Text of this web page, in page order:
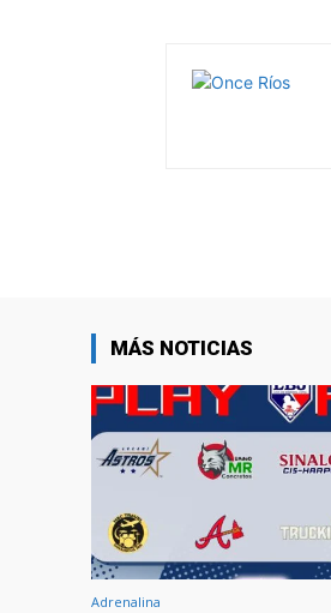
p
k
MÁS NOTICIAS
Adrenalina